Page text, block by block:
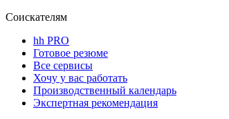
Соискателям
hh PRO
Готовое резюме
Все сервисы
Хочу у вас работать
Производственный календарь
Экспертная рекомендация